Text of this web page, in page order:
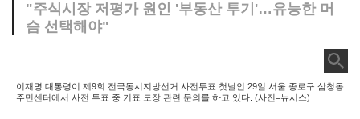
"주식시장 저평가 원인 '부동산 투기'…유능한 머
슴 선택해야"
이재명 대통령이 제9회 전국동시지방선거 사전투표 첫날인 29일 서울 종로구 삼청동
주민센터에서 사전 투표 중 기표 도장 관련 문의를 하고 있다. (사진=뉴시스)